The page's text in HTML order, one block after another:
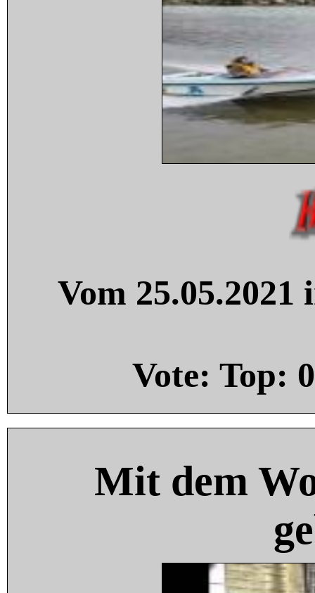
Vom
Vote: Top: 0
Mit dem